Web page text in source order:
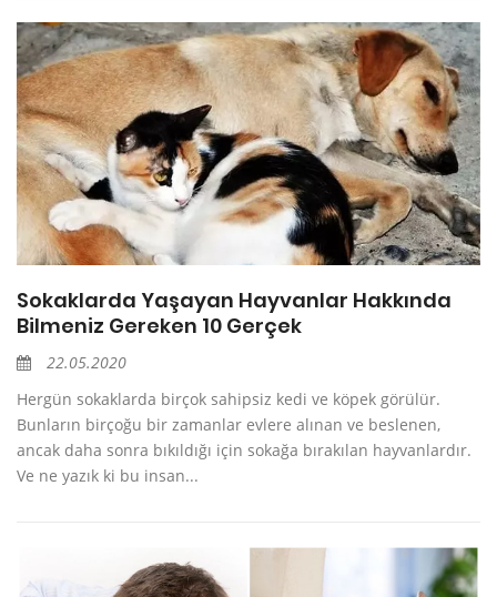
Sokaklarda Yaşayan Hayvanlar Hakkında
Bilmeniz Gereken 10 Gerçek
22.05.2020
Hergün sokaklarda birçok sahipsiz kedi ve köpek görülür.
Bunların birçoğu bir zamanlar evlere alınan ve beslenen,
ancak daha sonra bıkıldığı için sokağa bırakılan hayvanlardır.
Ve ne yazık ki bu insan...